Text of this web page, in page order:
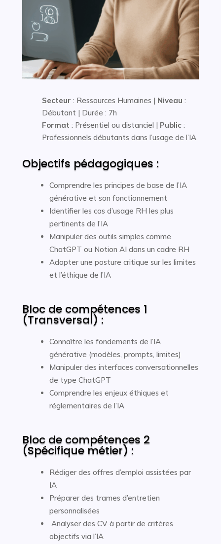
Secteur : Ressources Humaines | Niveau :
Débutant | Durée : 7h
Format : Présentiel ou distanciel | Public:
Professionnels débutants dans l’usage de l’IA
Objectifs pédagogiques :
Comprendre les principes de base de l’IA
générative et son fonctionnement
Identifier les cas d’usage RH les plus
pertinents de l’IA
Manipuler des outils simples comme
ChatGPT ou Notion AI dans un cadre RH
Adopter une posture critique sur les limites
et l’éthique de l’IA
Bloc de compétences 1
(Transversal) :
Connaître les fondements de l’IA
générative (modèles, prompts, limites)
Manipuler des interfaces conversationnelles
de type ChatGPT
Comprendre les enjeux éthiques et
réglementaires de l’IA
Bloc de compétences 2
(Spécifique métier) :
Rédiger des offres d’emploi assistées par
IA
Préparer des trames d’entretien
personnalisées
Analyser des CV à partir de critères
objectifs via l’IA